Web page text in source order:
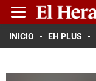
INICIO EH PLUS